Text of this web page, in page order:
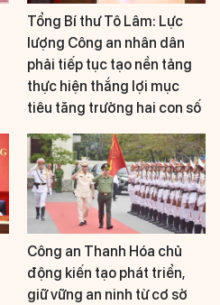
Tổng Bí thư Tô Lâm: Lực
lượng Công an nhân dân
phải tiếp tục tạo nền tảng
thực hiện thắng lợi mục
tiêu tăng trưởng hai con số
Công an Thanh Hóa chủ
động kiến tạo phát triển,
giữ vững an ninh từ cơ sở